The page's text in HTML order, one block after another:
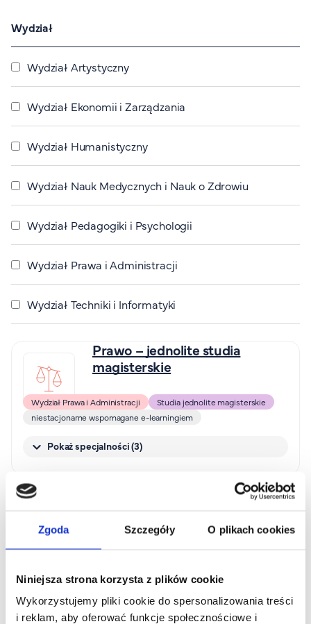
Zgoda Szczegóły O plikach cookies
Niniejsza strona korzysta z plików cookie
Wykorzystujemy pliki cookie do spersonalizowania treści
i reklam, aby oferować funkcje społecznościowe i
Aktualności
Stypendia
Zjazdy
Dyżury prorektorów
O rekrutacji
Jak zostać studentem AHE
Biuro rekrutacji
Zasady przyjęcia na studia
Harmonogram przyjęć na studia
O PUW
O nas
Akademia Online
Jak się studiuje przez Internet?
FAQ
Nasi wykładowcy
Kontakt
Górny pasek
Rekrutacja
Platforma zdalnego nauczania
Wirtualny Pokój Studenta
Wydział
Wydział Artystyczny
Wydział Ekonomii i Zarządzania
Wydział Humanistyczny
Wydział Nauk Medycznych i Nauk o Zdrowiu
Wydział Pedagogiki i Psychologii
Wydział Prawa i Administracji
Wydział Techniki i Informatyki
Prawo – jednolite studia
magisterskie
Wydział Prawa i Administracji
Studia jednolite magisterskie
niestacjonarne wspomagane e-learningiem
Pokaż specjalności (3)
Wydział Pedagogiki i Psychologii